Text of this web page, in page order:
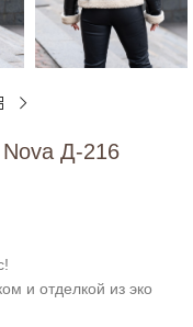
Д-216
и отделкой из эко